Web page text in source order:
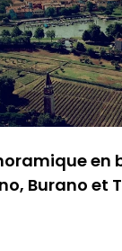
en
Burano et